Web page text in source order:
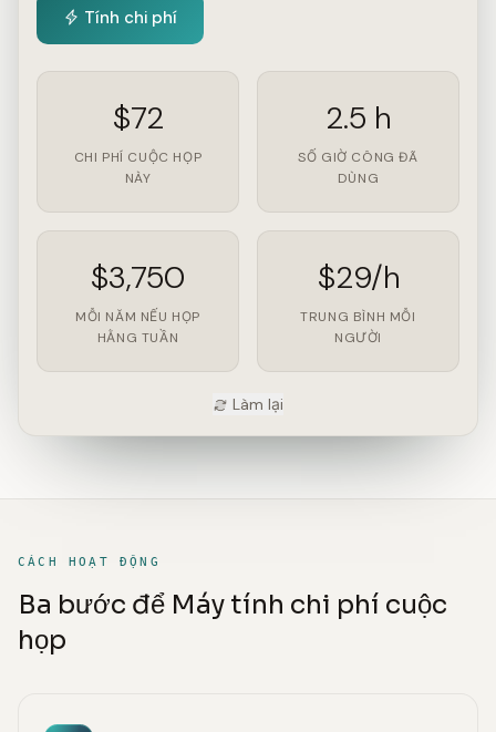
Tính chi phí
$72
CHI PHÍ CUỘC HỌP
NÀY
2.5 h
SỐ GIỜ CÔNG ĐÃ
DÙNG
$3,750
MỖI NĂM NẾU HỌP
HẰNG TUẦN
$29/h
TRUNG BÌNH MỖI
NGƯỜI
Làm lại
CÁCH HOẠT ĐỘNG
Ba bước để Máy tính chi phí cuộc
họp